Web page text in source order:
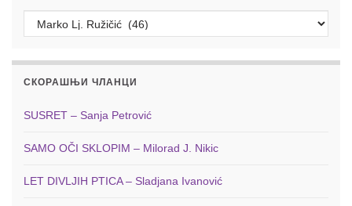
Категорије
СКОРАШЊИ ЧЛАНЦИ
SUSRET – Sanja Petrović
SAMO OČI SKLOPIM – Milorad J. Nikic
LET DIVLJIH PTICA – Sladjana Ivanović